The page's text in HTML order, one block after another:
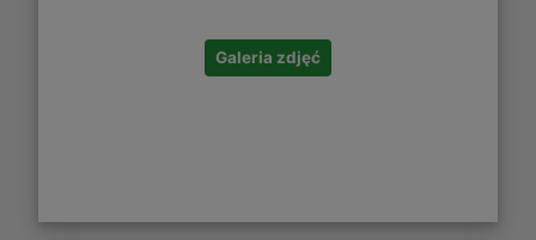
Galeria zdjęć